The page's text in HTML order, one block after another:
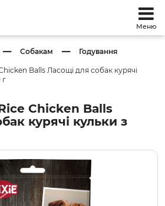
Меню
Собакам
Годування
Balls Ласощі для собак курячі
г
Chicken Balls
курячі кульки з